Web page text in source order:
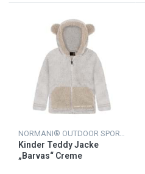
Kinder Teddy Jacke
„Barvas“ Creme